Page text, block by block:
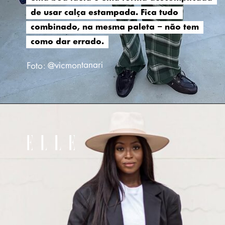
de usar calça estampada. Fica tudo
combinado, na mesma paleta – não tem
como dar errado.
de usar calça estampada. Fica tudo
combinado, na mesma paleta – não tem
como dar errado.
Foto: @vicmontanari